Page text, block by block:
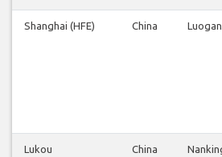
Shanghai (HFE) China
Lukou
China